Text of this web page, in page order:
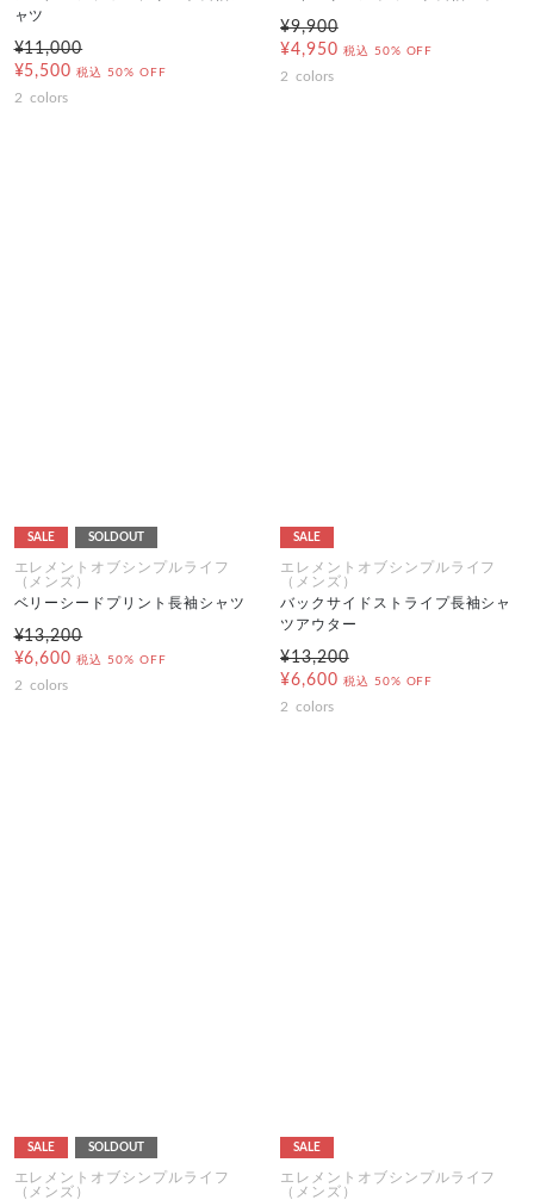
ャツ
¥11,000
¥5,500 税込 50% OFF
2 colors
¥9,900
¥4,950 税込 50% OFF
2 colors
SALE SOLDOUT
エレメントオブシンプルライフ
（メンズ）
ベリーシードプリント長袖シャツ
¥13,200
¥6,600 税込 50% OFF
2 colors
SALE
エレメントオブシンプルライフ
（メンズ）
バックサイドストライプ長袖シャ
ツアウター
¥13,200
¥6,600 税込 50% OFF
2 colors
SALE SOLDOUT
エレメントオブシンプルライフ
（メンズ）
SALE
エレメントオブシンプルライフ
（メンズ）